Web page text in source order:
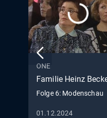
ONE
Familie Heinz
Folge 6: Modenschau
01.12.2024